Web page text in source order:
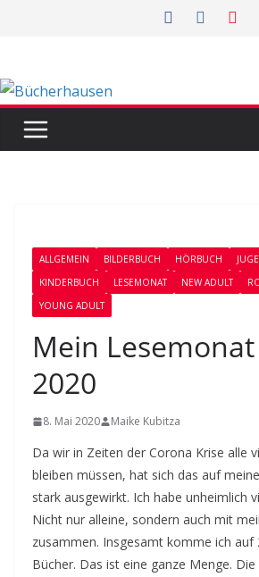
ALLGEMEIN BILDERBUCH HÖRBUCH
KINDERBUCH
LESEMONAT NEW ADULT
YOUNG ADULT
Mein
2020
8. Mai 2020 Maike Kubitza
Da wir in Zeiten der Corona Krise alle
bleiben müssen, hat sich das auf
stark ausgewirkt. Ich habe unheimlich
Nicht nur alleine, sondern auch mit
zusammen. Insgesamt komme ich auf
Bücher. Das ist eine ganze Menge.